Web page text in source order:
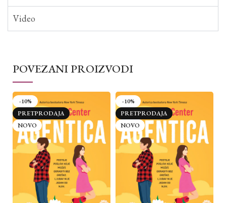
Video
POVEZANI PROIZVODI
-10%
PRETPRODAJA
NOVO
-10%
PRETPRODAJA
NOVO